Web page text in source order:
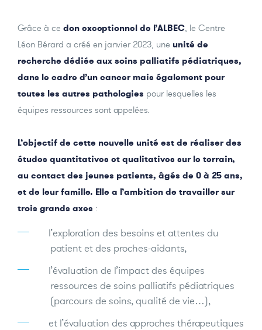
Grâce à ce don exceptionnel de l’ALBEC , le Centre
Léon Bérard a créé en janvier 2023, une unité de
recherche dédiée aux soins palliatifs pédiatriques,
dans le cadre d’un cancer mais également pour
toutes les autres pathologies pour lesquelles les
équipes ressources sont appelées.
L’objectif de cette nouvelle unité est de réaliser des
études quantitatives et qualitatives sur le terrain,
au contact des jeunes patients, âgés de 0 à 25 ans,
et de leur famille. Elle a l’ambition de travailler sur
trois grands axes :
l’exploration des besoins et attentes du
patient et des proches-aidants,
l’évaluation de l’impact des équipes
ressources de soins palliatifs pédiatriques
(parcours de soins, qualité de vie…),
et l’évaluation des approches thérapeutiques